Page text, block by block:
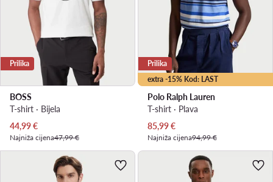
Prilika
BOSS
T-shirt · Bijela
Trenutna cijena
44,99€
Najniža cijena47,99 €
extra -15% Kod: LAST
Prilika
Polo Ralph Lauren
T-shirt · Plava
Trenutna cijena
85,99€
Najniža cijena94,99 €